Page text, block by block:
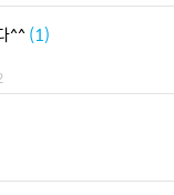
^^ (1)